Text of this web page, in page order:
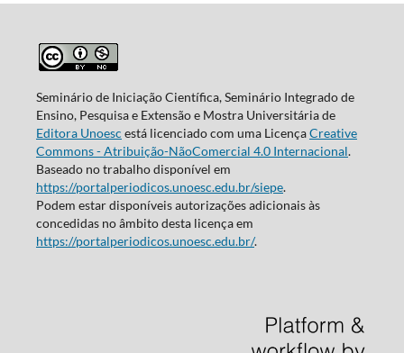
Seminário de Iniciação Científica, Seminário Integrado de
Ensino, Pesquisa e Extensão e Mostra Universitária de
Editora Unoesc está licenciado com uma LicençaCreative
Commons - Atribuição-NãoComercial 4.0 Internacional.
Baseado no trabalho disponível em
https://portalperiodicos.unoesc.edu.br/siepe.
Podem estar disponíveis autorizações adicionais às
concedidas no âmbito desta licença em
https://portalperiodicos.unoesc.edu.br/.